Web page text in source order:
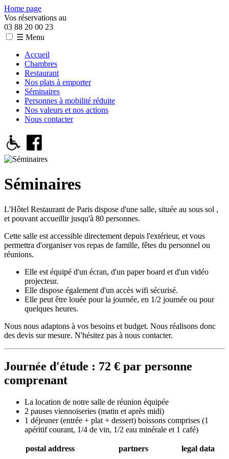
Home page
Vos réservations au
03 88 20 00 23
☰ Menu
Accueil
Chambres
Restaurant
Nos plats à emporter
Séminaires
Personnes à mobilité réduite
Nos valeurs et nos actions
Nous contacter
Séminaires
L'Hôtel Restaurant de Paris dispose d'une salle, située au sous sol ,
et pouvant accueillir jusqu'à 80 personnes.
Cette salle est accessible directement depuis l'extérieur, et vous
permettra d'organiser vos repas de famille, fêtes du personnel ou
réunions.
Elle est équipé d'un écran, d'un paper board et d'un vidéo
projecteur.
Elle dispose également d'un accès wifi sécurisé.
Elle peut être louée pour la journée, en 1/2 journée ou pour
quelques heures.
Nous nous adaptons à vos besoins et budget. Nous réalisons donc
des devis sur mesure. N'hésitez pas à nous contacter.
Journée d'étude : 72 € par personne
comprenant
La location de notre salle de réunion équipée
2 pauses viennoiseries (matin et après midi)
1 déjeuner (entrée + plat + dessert) boissons comprises (1
apéritif courant, 1/4 de vin, 1/2 eau minérale et 1 café)
postal address partners legal data